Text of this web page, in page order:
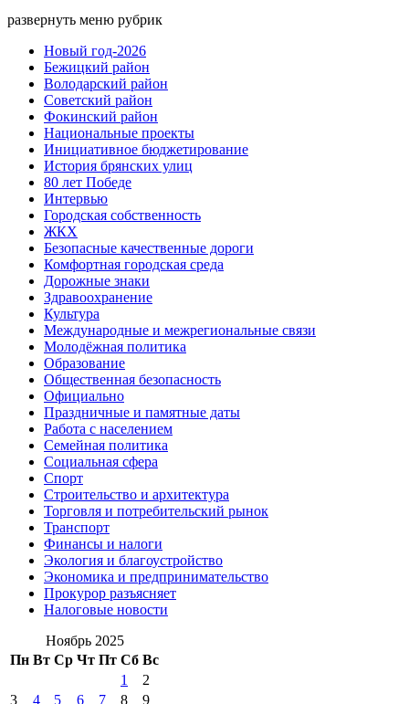
развернуть меню рубрик
Новый год-2026
Бежицкий район
Володарский район
Советский район
Фокинский район
Национальные проекты
Инициативное бюджетирование
История брянских улиц
80 лет Победе
Интервью
Городская собственность
ЖКХ
Безопасные качественные дороги
Комфортная городская среда
Дорожные знаки
Здравоохранение
Культура
Международные и межрегиональные связи
Молодёжная политика
Образование
Общественная безопасность
Официально
Праздничные и памятные даты
Работа с населением
Семейная политика
Социальная сфера
Спорт
Строительство и архитектура
Торговля и потребительский рынок
Транспорт
Финансы и налоги
Экология и благоустройство
Экономика и предпринимательство
Прокурор разъясняет
Налоговые новости
Ноябрь 2025
Пн Вт Ср Чт Пт Сб Вс
1
2
3
4 5 6 7 8 9